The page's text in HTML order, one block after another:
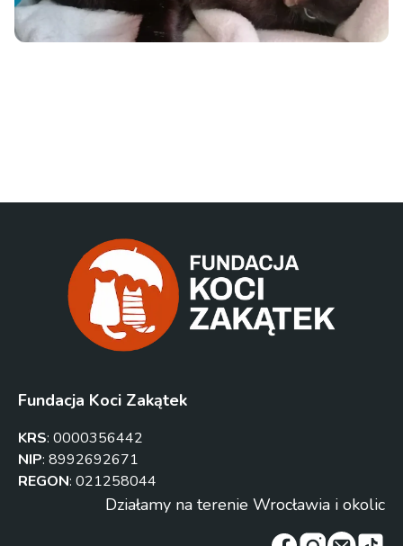
Fundacja Koci Zakątek
KRS: 0000356442
NIP: 8992692671
REGON: 021258044
Działamy na terenie Wrocławia i okolic